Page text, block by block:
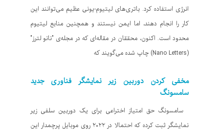
انرژی استفاده کرد. باتری‌های لیتیوم-یونی عظیم می‌توانند این
کار را انجام دهند، اما ایمن نیستند و همچنین منابع لیتیوم
محدود است. اکنون، محققان در مقاله‌ای که در مجله‌ی "نانو لترز"
(Nano Letters) چاپ شده می‌گویند که
مخفی کردن دوربین زیر نمایشگر فناوری جدید
سامسونگ
سامسونگ حق امتیاز اختراعی برای یک دوربین سلفی زیر
نمایشگر ثبت کرده که احتمالا در ۲۰۲۲ روی موبایل پرچمدار این